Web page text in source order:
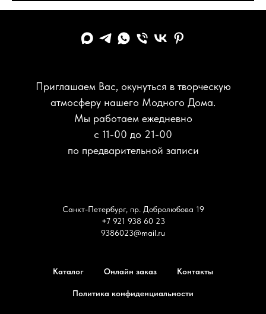
Приглашаем Вас, окунуться в творческую
атмосферу нашего Модного Дома.
Мы работаем ежедневно
с 11-00 до 21-00
по предварительной записи
Санкт-Петербург, пр. Добролюбова 19
+7 921 938 60 23
9386023@mail.ru
Каталог Онлайн заказ Контакты
Политика конфиденциальности